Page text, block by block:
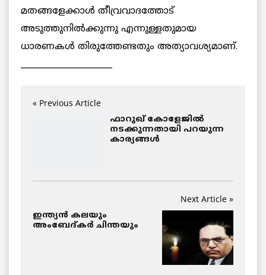
മതങ്ങളേക്കാള്‍ തീവ്രവാദത്തോട്
അടുത്തുനില്‍ക്കുന്നു എന്നുള്ളതുമായ
ധാരണകള്‍ തിരുത്തേണ്ടതും അത്യാവശ്യമാണ്.
« Previous Article
ഫാറുഖ് കോളേജില്‍
നടക്കുന്നതായി പറയുന്ന
കാര്യങ്ങള്‍
Next Article »
ഇന്ത്യന്‍ കലയും
അംബേദ്കര്‍ ചിന്തയും